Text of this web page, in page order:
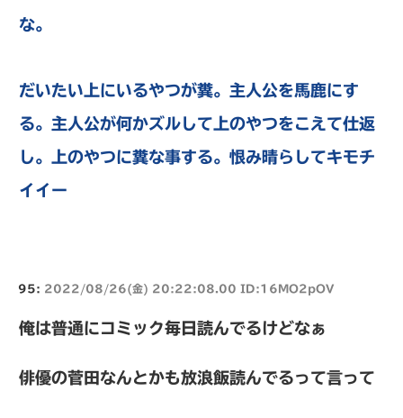
な。
だいたい上にいるやつが糞。主人公を馬鹿にす
る。主人公が何かズルして上のやつをこえて仕返
し。上のやつに糞な事する。恨み晴らしてキモチ
イイー
95: 2022/08/26(金) 20:22:08.00 ID:16MO2pOV
俺は普通にコミック毎日読んでるけどなぁ
俳優の菅田なんとかも放浪飯読んでるって言って